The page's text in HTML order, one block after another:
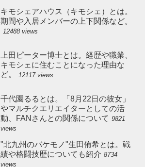
キモシェアハウス（キモシェ）とは。
期間や入居メンバーの上下関係など。
12488 views
上田ピーター博士とは。経歴や職業、
キモシェに住むことになった理由な
ど。
12117 views
千代園るるとは。「8月22日の彼女」
やマルチクエリエイターとしての活
動、FANさんとの関係について 9821
views
"北九州のバケモノ"生田侑希とは。戦
績や格闘技歴についても紹介 8734
views